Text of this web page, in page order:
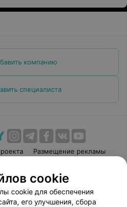
компанию
специалиста
Размещение рекламы
Способы оплаты
Партнеры
cookie
cookie для обеспечения
его улучшения, сбора